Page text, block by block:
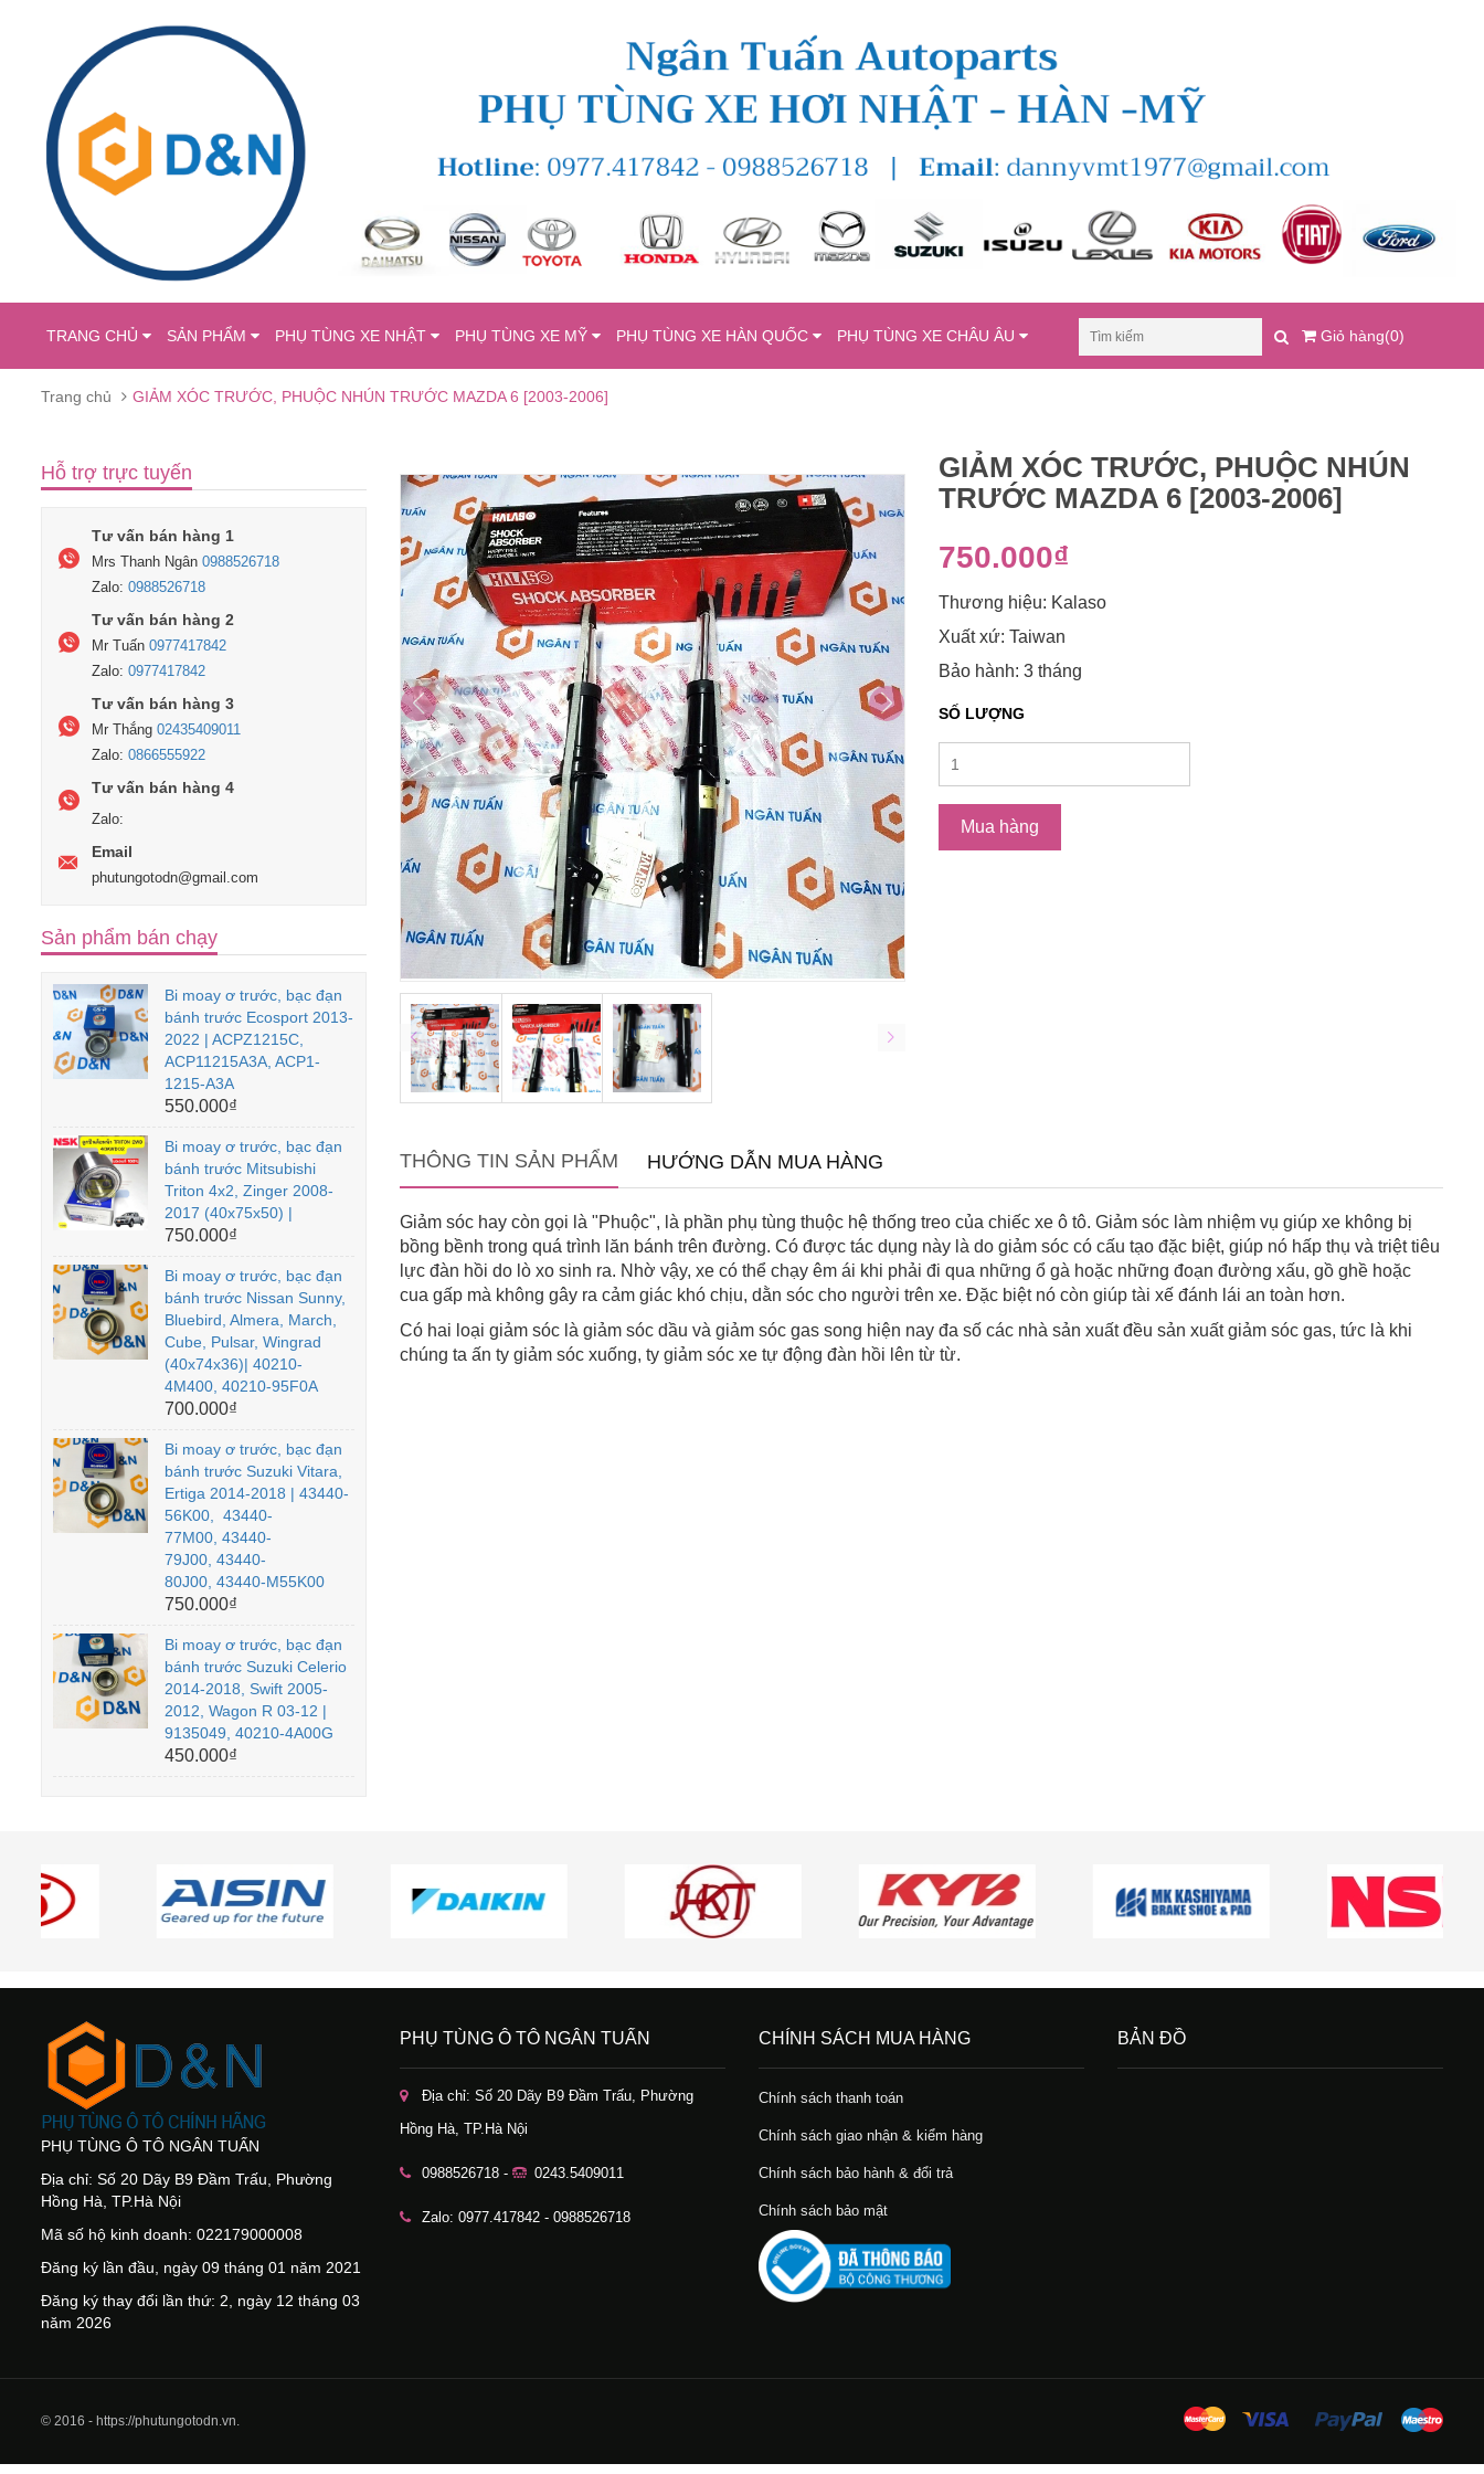
TRANG CHỦ SẢN PHẨM PHỤ TÙNG XE NHẬT PHỤ TÙNG XE MỸ PHỤ TÙNG XE HÀN QUỐC PHỤ TÙNG XE CHÂU ÂU Giỏ hàng(0)
Trang chủ GIẢM XÓC TRƯỚC, PHUỘC NHÚN TRƯỚC MAZDA 6 [2003-2006]
GIẢM XÓC TRƯỚC, PHUỘC NHÚN
TRƯỚC MAZDA 6 [2003-2006]
750.000₫
Thương hiệu: Kalaso
Xuất xứ: Taiwan
Bảo hành: 3 tháng
SỐ LƯỢNG
Mua hàng
THÔNG TIN SẢN PHẨM HƯỚNG DẪN MUA HÀNG
Giảm sóc hay còn gọi là "Phuộc", là phần phụ tùng thuộc hệ thống treo của chiếc xe ô tô. Giảm sóc làm nhiệm vụ giúp xe không bị
bồng bềnh trong quá trình lăn bánh trên đường. Có được tác dụng này là do giảm sóc có cấu tạo đặc biệt, giúp nó hấp thụ và triệt tiêu
lực đàn hồi do lò xo sinh ra. Nhờ vậy, xe có thể chạy êm ái khi phải đi qua những ổ gà hoặc những đoạn đường xấu, gồ ghề hoặc
cua gấp mà không gây ra cảm giác khó chịu, dằn sóc cho người trên xe. Đặc biệt nó còn giúp tài xế đánh lái an toàn hơn.
Có hai loại giảm sóc là giảm sóc dầu và giảm sóc gas song hiện nay đa số các nhà sản xuất đều sản xuất giảm sóc gas, tức là khi
chúng ta ấn ty giảm sóc xuống, ty giảm sóc xe tự động đàn hồi lên từ từ.
Hỗ trợ trực tuyến
Tư vấn bán hàng 1
Mrs Thanh Ngân 0988526718
Zalo: 0988526718
Tư vấn bán hàng 2
Mr Tuấn 0977417842
Zalo: 0977417842
Tư vấn bán hàng 3
Mr Thắng 02435409011
Zalo: 0866555922
Tư vấn bán hàng 4
Zalo:
Email
phutungotodn@gmail.com
Sản phẩm bán chạy
Bi moay ơ trước, bạc đạn
bánh trước Ecosport 2013-
2022 | ACPZ1215C,
ACP11215A3A, ACP1-
1215-A3A
550.000₫
Bi moay ơ trước, bạc đạn
bánh trước Mitsubishi
Triton 4x2, Zinger 2008-
2017 (40x75x50) |
750.000₫
Bi moay ơ trước, bạc đạn
bánh trước Nissan Sunny,
Bluebird, Almera, March,
Cube, Pulsar, Wingrad
(40x74x36)| 40210-
4M400, 40210-95F0A
700.000₫
Bi moay ơ trước, bạc đạn
bánh trước Suzuki Vitara,
Ertiga 2014-2018 | 43440-
56K00, 43440-
77M00, 43440-
79J00, 43440-
80J00, 43440-M55K00
750.000₫
Bi moay ơ trước, bạc đạn
bánh trước Suzuki Celerio
2014-2018, Swift 2005-
2012, Wagon R 03-12 |
9135049, 40210-4A00G
450.000₫
PHỤ TÙNG Ô TÔ NGÂN TUẤN
Địa chỉ: Số 20 Dãy B9 Đầm Trấu, Phường
Hồng Hà, TP.Hà Nội
Mã số hộ kinh doanh: 022179000008
Đăng ký lần đầu, ngày 09 tháng 01 năm 2021
Đăng ký thay đổi lần thứ: 2, ngày 12 tháng 03
năm 2026
PHỤ TÙNG Ô TÔ NGÂN TUẤN
Địa chỉ: Số 20 Dãy B9 Đầm Trấu, Phường
Hồng Hà, TP.Hà Nội
0988526718 - 0243.5409011
Zalo: 0977.417842 - 0988526718
CHÍNH SÁCH MUA HÀNG
Chính sách thanh toán
Chính sách giao nhận & kiểm hàng
Chính sách bảo hành & đổi trả
Chính sách bảo mật
BẢN ĐỒ
© 2016 - https://phutungotodn.vn.